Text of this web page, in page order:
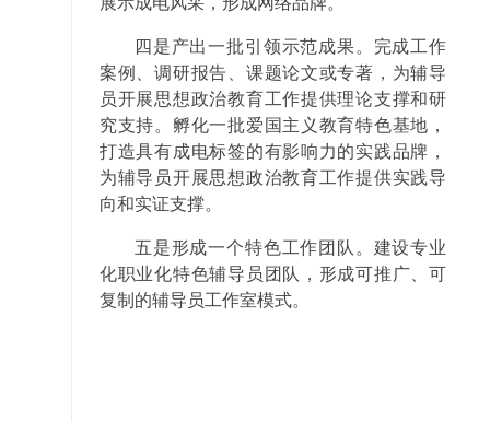
四是产出一批引领示范成果。完成工作
案例、调研报告、课题论文或专著，为辅导
员开展思想政治教育工作提供理论支撑和研
究支持。孵化一批爱国主义教育特色基地，
打造具有成电标签的有影响力的实践品牌，
为辅导员开展思想政治教育工作提供实践导
向和实证支撑。
五是形成一个特色工作团队。建设专业
化职业化特色辅导员团队，形成可推广、可
复制的辅导员工作室模式。